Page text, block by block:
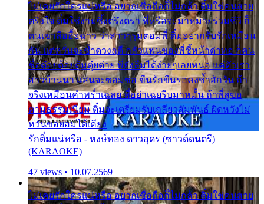
ไม่เคยรักใครแน่หรือ อยากเชื่อถือก็ไม่กล้า ติ๋มใช่คนสวย
ตรึงใจ ติ๋มใช่งามซึ้งตรึงตรา พี่หรือจะมาหมายร่วมชีวี ก็
คนเขาลืออื้อฉาว ว่าสาวๆรุมตอมพี่ ติ๋มอยากรับรักเหมือน
กัน แต่หวั่นจะช้ำดวงฤดี กลัวแฟนของพี่ชี้หน้าด่าทอ ก็คน
ชื่อต๋อยต้อยตุ้มตุ๋ยต่าย พี่ยังลืมได้ง่ายๆเลยหนอ แค่ตัวเรา
สาวบ้านนา แสนจะซอมซ่อ ขืนรักขืนรอคงช้ำสักวัน ถ้า
จริงเหมือนคำพร่ำเฉลย พี่อย่าเฉยรีบมาหมั้น ถ้าพี่สู่ขอ
ตามธรรมเนียม ติ๋มจะเตรียมรับเกลียวสัมพันธ์ ผิดหวังไม่
หวั่นขอยอมได้เคียง
รักติ๋มแน่หรือ - หงษ์ทอง ดาวอุดร (ซาวด์ดนตรี)
(KARAOKE)
47 views • 10.07.2569
ไม่เคยรักใครแน่หรือ อยากเชื่อถือก็ไม่กล้า ติ๋มใช่คนสวย